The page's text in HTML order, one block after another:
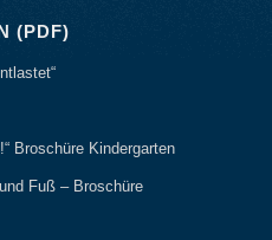
(PDF)
Broschüre Kindergarten
Fuß – Broschüre